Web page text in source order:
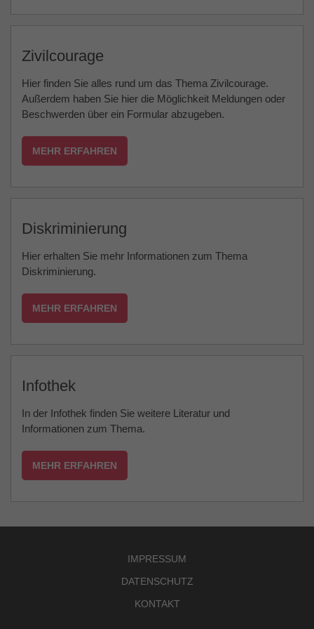
Zivilcourage
Hier finden Sie alles rund um das Thema Zivilcourage.
Außerdem haben Sie hier die Möglichkeit Meldungen oder
Beschwerden über ein Formular abzugeben.
MEHR ERFAHREN
Diskriminierung
Hier erhalten Sie mehr Informationen zum Thema
Diskriminierung.
MEHR ERFAHREN
Infothek
In der Infothek finden Sie weitere Literatur und
Informationen zum Thema.
MEHR ERFAHREN
IMPRESSUM
DATENSCHUTZ
KONTAKT